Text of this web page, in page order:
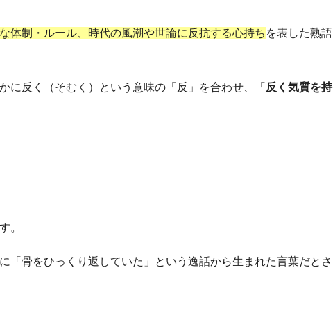
体制・ルール、時代の風潮や世論に反抗する心持ち を表した熟語
に反く（そむく）という意味の「反」を合わせ、「 反く気質を持
。
「骨をひっくり返していた」という逸話から生まれた言葉だとさ